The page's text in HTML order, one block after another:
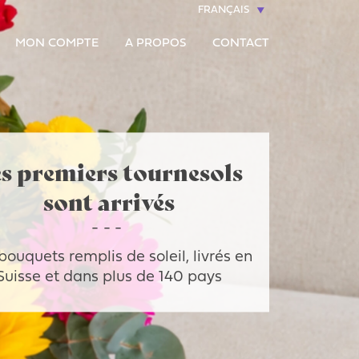
FRANÇAIS
MON COMPTE A PROPOS CONTACT
premiers tournesols
sont arrivés
remplis de soleil, livrés en
et dans plus de 140 pays